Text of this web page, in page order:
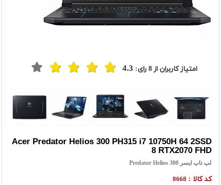
امتیاز کاربران از8 رای: 4.3
Acer Predator Helios 300 PH315 i7 10750H 64 2SSD
8 RTX2070 FHD
لپ تاپ ایسر Predator Helios 300
کد کالا : 8668